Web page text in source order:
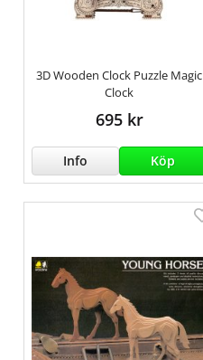
3D Wooden Clock Puzzle Magic
Clock
695 kr
Info Köp